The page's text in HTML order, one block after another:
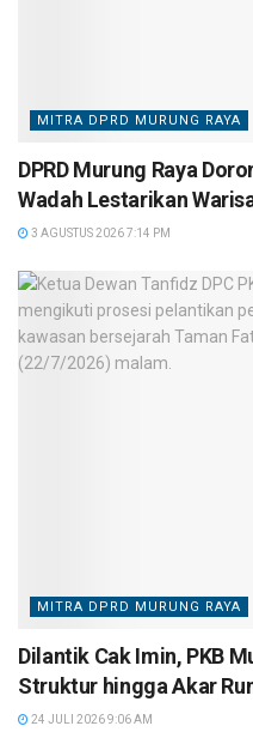
MITRA DPRD MURUNG RAYA
DPRD Murung Raya
Wadah Lestarikan
3 AGUSTUS 2026 7:14 PM
MITRA DPRD MURUNG RAYA
Dilantik Cak Imin, PKB
Struktur hingga Akar
24 JULI 2026 9:06 AM